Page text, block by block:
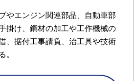
やエンジン関連部品、自動車部
掛け、鋼材の加工や工作機械の
、据付工事請負、治工具や技術
。